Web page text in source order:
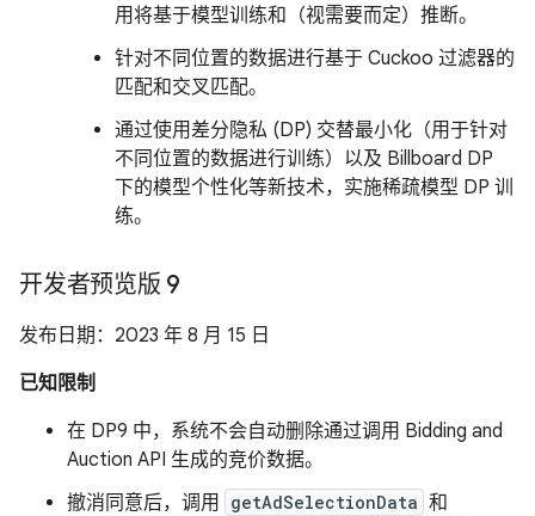
用将基于模型训练和（视需要而定）推断。
针对不同位置的数据进行基于 Cuckoo 过滤器的
匹配和交叉匹配。
通过使用差分隐私 (DP) 交替最小化（用于针对
不同位置的数据进行训练）以及 Billboard DP
下的模型个性化等新技术，实施稀疏模型 DP 训
练。
开发者预览版 9
发布日期：2023 年 8 月 15 日
已知限制
在 DP9 中，系统不会自动删除通过调用 Bidding and
Auction API 生成的竞价数据。
撤消同意后，调用
getAdSelectionData 和